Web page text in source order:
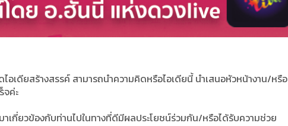
อเดียสร้างสรรค์ สามารถนำความคิดหรือไอเดียนี้ นำเสนอหัวหน้างาน/หรือ
จค่ะ
เกี่ยวข้องกับท่านไปในทางที่ดีมีผลประโยชน์ร่วมกัน/หรือได้รับความช่วย